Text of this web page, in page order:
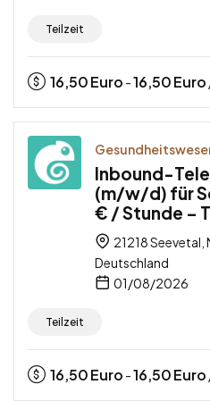
Teilzeit
16,50Euro -16,50Euro
Inbound-
(m/w/d) für
€ / Stunde –
21218 Seevetal,
Deutschland
01/08/2026
Teilzeit
16,50Euro -16,50Euro